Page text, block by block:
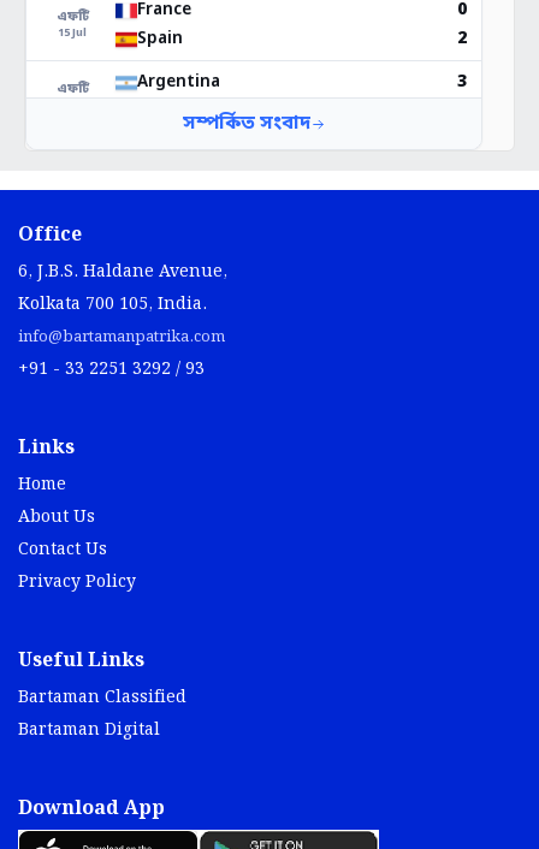
Office
6, J.B.S. Haldane Avenue,
Kolkata 700 105, India.
info@bartamanpatrika.com
+91 - 33 2251 3292 / 93
Links
Home
About Us
Contact Us
Privacy Policy
Useful Links
Bartaman Classified
Bartaman Digital
Download App